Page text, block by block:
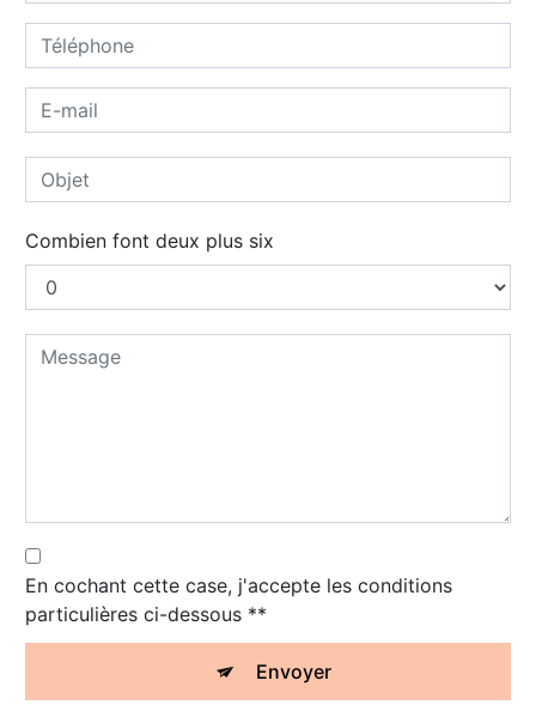
Combien font deux plus six
En cochant cette case, j'accepte les conditions
particulières ci-dessous **
Envoyer